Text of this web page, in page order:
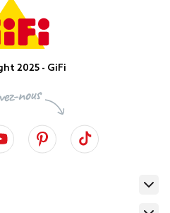
2025 - GiFi